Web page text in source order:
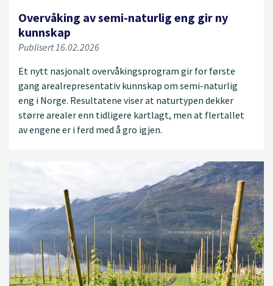
Overvåking av semi-naturlig eng gir ny
kunnskap
Publisert 16.02.2026
Et nytt nasjonalt overvåkingsprogram gir for første
gang arealrepresentativ kunnskap om semi-naturlig
eng i Norge. Resultatene viser at naturtypen dekker
større arealer enn tidligere kartlagt, men at flertallet
av engene er i ferd med å gro igjen.